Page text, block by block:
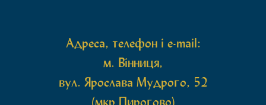
Адреса, телефон і e-mail:
м. Вінниця,
вул. Ярослава Мудрого, 52
(мкр Пирогово)